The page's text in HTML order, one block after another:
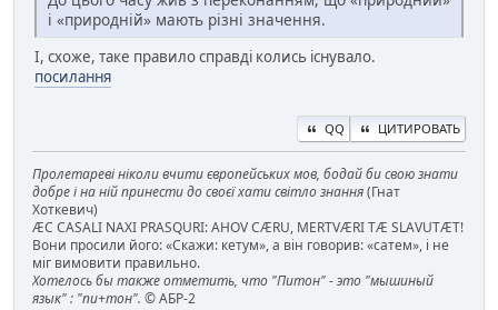
і «природній» мають різні значення.
І, схоже, таке правило справді колись існувало.
посилання
QQ ЦИТИРОВАТЬ
Пролетареві ніколи вчити європейських мов, бодай би свою знати
добре і на ній принести до своєї хати світло знання(Гнат
Хоткевич)
ÆC CASALI NAXI PRASQURI: AHOV CÆRU, MERTVÆRI TÆ SLAVUTÆT!
Вони просили його: «Скажи: кетум», а він говорив: «сатем», і не
міг вимовити правильно.
Хотелось бы также отметить, что "Питон" - это "мышиный
язык" : "пи+тон". © АБР-2